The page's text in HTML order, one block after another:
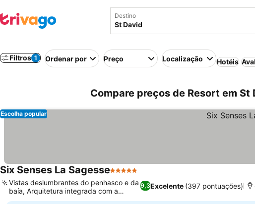
Destino
Filtros 1 Ordenar por Preço Localização Hotéis
Compare preços de Resort em St
Escolha popular
Six Senses La Sagesse5 Estrelas
9,3Excelente (397 pontuações)
Vistas deslumbrantes do penhasco e da
baía, Arquitetura integrada com a
natureza